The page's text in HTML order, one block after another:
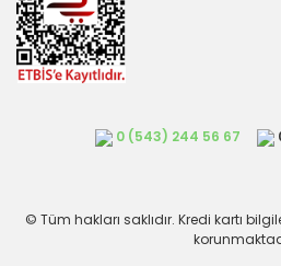
0 (543) 244 56 67
© Tüm hakları saklıdır. Kredi kartı